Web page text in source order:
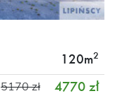
120m2
4770 zł
5170 zł